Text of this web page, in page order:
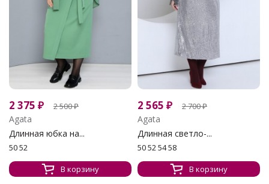
2 375 ₽ 2 500₽
Agata
Длинная юбка на...
50 52
В корзину
2 565 ₽ 2 700₽
Agata
Длинная светло-...
50 52 54 58
В корзину